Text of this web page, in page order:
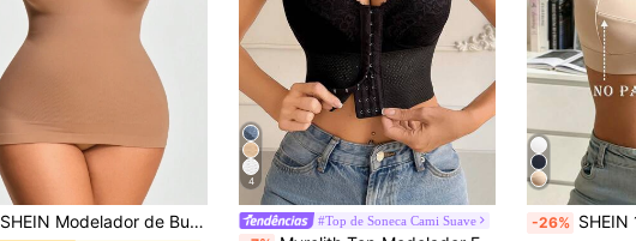
SHEIN Modelador de Busto em Cor Sólida Simples com Controle de Barriga em Tamanhos Plus Size
4
#Top de Soneca Cami Suave
#1 Mais Vendido em Preto Tops modeladores femininos
-26% SHEIN 1